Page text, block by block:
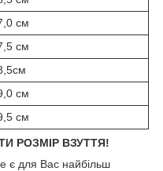
см
см
см
см
РОЗМІР ВЗУТТЯ!
є для Вас найбільш